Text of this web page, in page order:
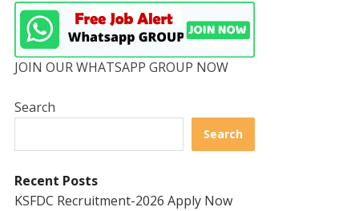
JOIN OUR WHATSAPP GROUP NOW
Search
Search
Recent Posts
KSFDC Recruitment-2026 Apply Now